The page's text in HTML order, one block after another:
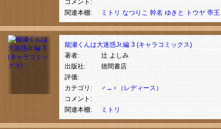
コメント:
関連本棚:
ミトリ なつりこ 幹名 ゆきと トウヤ 帝王
能瀬くんは大迷惑Jr.編 3 (キャラコミックス)
著者:
辻 よしみ
出版社:
徳間書店
評価:
カテゴリ:
♂→♀（レディース）
コメント:
関連本棚:
ミトリ